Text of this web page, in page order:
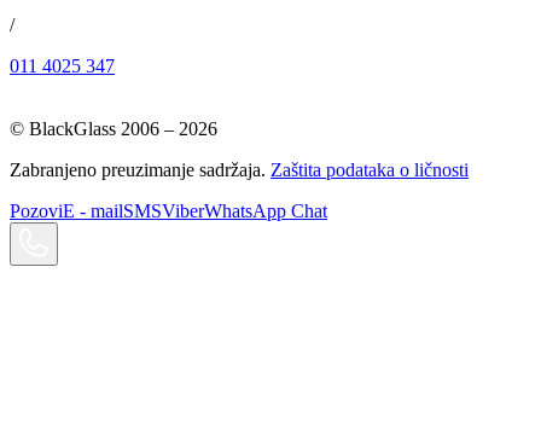
/
011 4025 347
© BlackGlass 2006 – 2026
Zabranjeno preuzimanje sadržaja. Zaštita podataka o ličnosti
PozoviE - mailSMSViberWhatsApp Chat